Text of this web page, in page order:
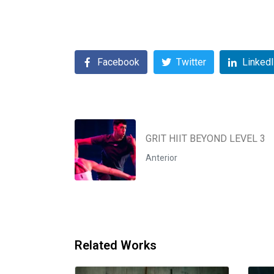
Facebook Twitter
GRIT HIIT BEYOND LEVEL 3
Anterior
Related Works